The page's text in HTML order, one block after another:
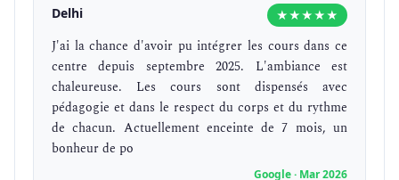
Delhi ★★★★★
J'ai la chance d'avoir pu intégrer les cours dans ce
centre depuis septembre 2025. L'ambiance est
chaleureuse. Les cours sont dispensés avec
pédagogie et dans le respect du corps et du rythme
de chacun. Actuellement enceinte de 7 mois, un
bonheur de po
Google · Mar 2026